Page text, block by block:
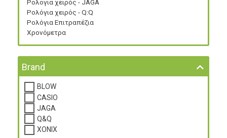
Ρολογια χειρός - JAGA
Ρολόγια χειρός - Q:Q
Ρολόγια Επιτραπέζια
Χρονόμετρα
Brand
BLOW
CASIO
JAGA
Q&Q
XONIX